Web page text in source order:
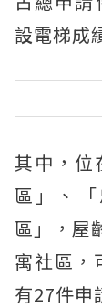
設電梯成
其中，位
區」、
區」，屋
寓社區，
有27件申